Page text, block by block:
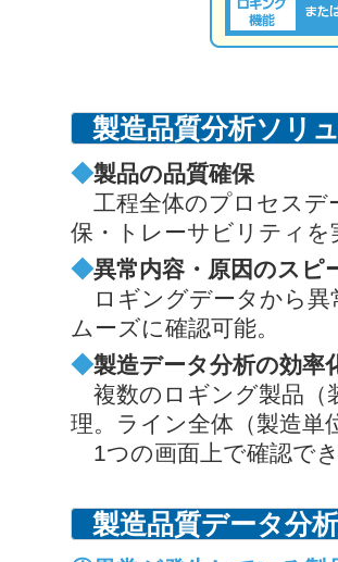
製造品質分析ソリ
◆製品の品質確保
工程全体のプロセスデ
保・トレーサビリティを
◆異常内容・原因のスピ
ロギングデータから異
ムーズに確認可能。
◆製造データ分析の効率
複数のロギング製品（
理。ライン全体（製造単
1つの画面上で確認で
製造品質データ分析